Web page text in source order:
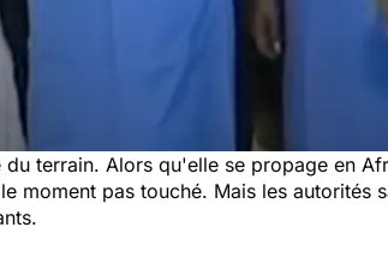
terrain. Alors qu'elle se propage en
moment pas touché. Mais les autorités